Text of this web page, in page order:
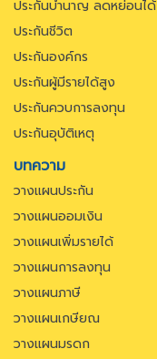
ประกันบำนาญ ลดหย่อนได้
ประกันชีวิต
ประกันองค์กร
ประกันผู้มีรายได้สูง
ประกันควบการลงทุน
ประกันอุบัติเหตุ
บทความ
วางแผนประกัน
วางแผนออมเงิน
วางแผนเพิ่มรายได้
วางแผนการลงทุน
วางแผนภาษี
วางแผนเกษียณ
วางแผนมรดก